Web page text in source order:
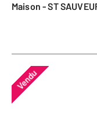
Maison - ST
Vendu